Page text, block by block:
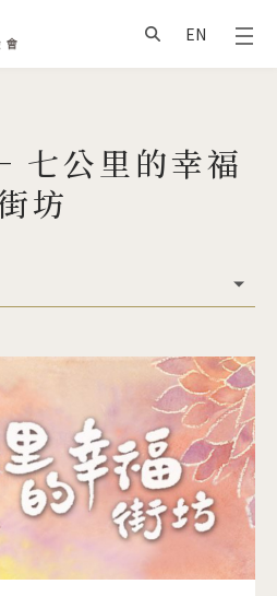
搜尋
EN
七公里的幸福
坊